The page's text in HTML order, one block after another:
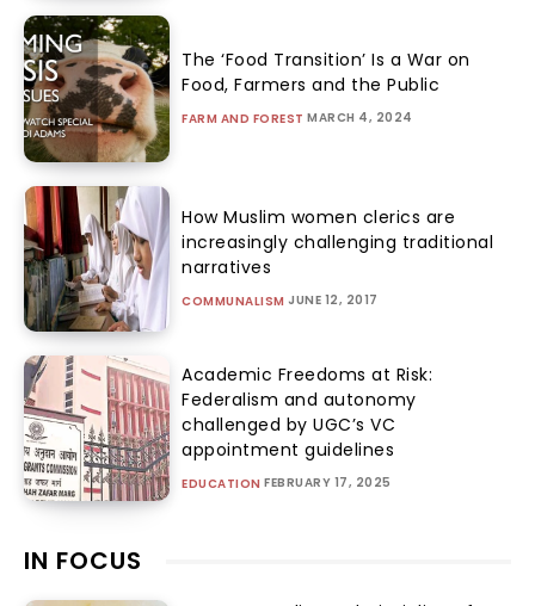
The ‘Food Transition’ Is a War on
Food, Farmers and the Public
FARM AND FOREST MARCH 4, 2024
How Muslim women clerics are
increasingly challenging traditional
narratives
COMMUNALISM JUNE 12, 2017
Academic Freedoms at Risk:
Federalism and autonomy
challenged by UGC’s VC
appointment guidelines
EDUCATION FEBRUARY 17, 2025
IN FOCUS